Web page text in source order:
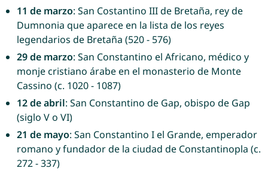
11 de marzo: San Costantino III de Bretaña, rey de
Dumnonia que aparece en la lista de los reyes
legendarios de Bretaña (520 - 576)
29 de marzo: San Constantino el Africano, médico y
monje cristiano árabe en el monasterio de Monte
Cassino (c. 1020 - 1087)
12 de abril: San Constantino de Gap, obispo de Gap
(siglo V o VI)
21 de mayo: San Constantino I el Grande, emperador
romano y fundador de la ciudad de Constantinopla (c.
272 - 337)